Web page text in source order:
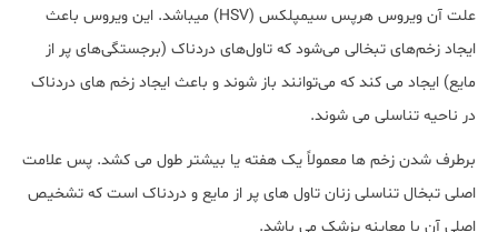
علت آن ویروس هرپس سیمپلکس (HSV) میباشد. این ویروس باعث
ایجاد زخم‌های تبخالی می‌شود که تاول‌های دردناک (برجستگی‌های پر از
مایع) ایجاد می کند که می‌توانند باز شوند و باعث ایجاد زخم های دردناک
در ناحیه تناسلی می شوند.
برطرف شدن زخم ها معمولاً یک هفته یا بیشتر طول می کشد. پس علامت
اصلی تبخال تناسلی زنان تاول های پر از مایع و دردناک است که تشخیص
اصلی آن با معاینه پزشک می باشد.